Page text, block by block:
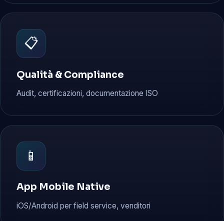
📋
Qualità & Compliance
Audit, certificazioni, documentazione ISO
📱
App Mobile Native
iOS/Android per field service, venditori